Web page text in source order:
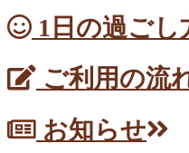
1日の過ごし
ご利用の流
お知らせ